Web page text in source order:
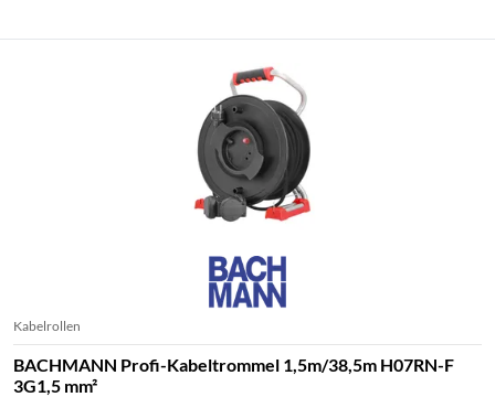
Kabelrollen
BACHMANN Profi-Kabeltrommel 1,5m/38,5m H07RN-F
3G1,5 mm²